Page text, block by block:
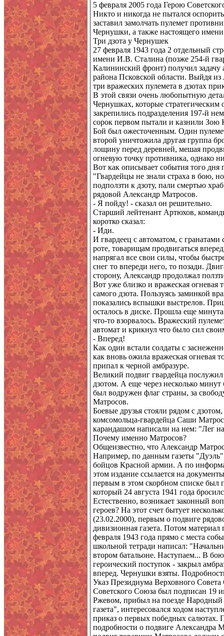
5 февраля 2005 года Герою
Никто и никогда не пытался
заставил замолчать пулемет
Чернушки, а также настоящего
Три дзота у Чернушек
27 февраля 1943 года 2 отдельный
имени И.В. Сталина (позже 254-й
Калининский фронт) получил
района Псковской области. Выйдя
три вражеских пулемета в дзотах
В этой связи очень любопытную
Чернушках, которые
закрепились подразделения 197-й
сорок первом пытали и казнили Зою
Бой был ожесточенным. Один
второй уничтожила другая группа
лощину перед деревней, мешая
огневую точку противника, однако
Вот как описывает события того дня
"Гвардейцы не знали страха в бою,
подползти к дзоту, пали смертью
рядовой Александр Матросов.
- Я пойду! - сказал он решительно.
Старший лейтенант Артюхов,
коротко сказал:
- Иди.
И гвардеец с автоматом, с гранатами
роте, товарищам продвигаться
напрягал все свои силы, чтобы
снег то впереди него, то позади.
сторону, Александр продолжал
Вот уже близко и вражеская огневая
самого дзота. Пользуясь заминкой
показались вспышки выстрелов.
осталось в диске. Прошла еще
что-то взорвалось. Вражеский
автомат и крикнул что было сил
- Вперед!
Как один встали солдаты с
как вновь ожила вражеская огневая
припал к черной амбразуре.
Великий подвиг гвардейца
дзотом. А еще через несколько
был водружен флаг страны, за
Матросов.
Боевые друзья стояли рядом с
комсомольца-гвардейца Саши
карандашом написали на нем: "Лег
Почему именно Матросов?
Общеизвестно, что Александр
Например, по данным газеты
бойцов Красной армии. А по
этом издание ссылается на
первым в этом скорбном списке был
который 24 августа 1941 года
Естественно, возникает законный
героев? На этот счет бытует
(23.02.2000), первым о подвиге
дивизионная газета. Потом
февраля 1943 года прямо с места
школьной тетради написал:
втором батальоне. Наступаем... В
героический поступок - закрыл
вперед. Чернушки взяты.
Указ Президиума Верховного
Советского Союза был подписан 19
Ржевом, прибыл на поезде
газета", интересовался ходом
приказ о первых победных салютах.
подробности о подвиге Александра